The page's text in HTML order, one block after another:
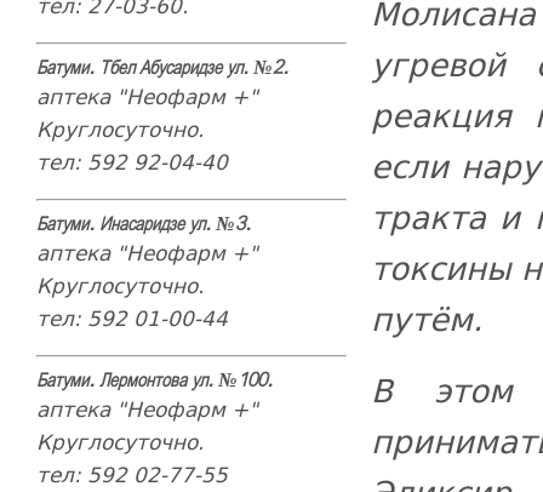
Батуми. Тбел Абусаридзе ул. №2.
аптека "Неофарм +"
Круглосуточно.
тел: 592 92-04-40
Батуми. Инасаридзе ул. №3.
аптека "Неофарм +"
Круглосуточно.
тел: 592 01-00-44
Батуми. Лермонтова ул. №100.
аптека "Неофарм +"
Круглосуточно.
тел: 592 02-77-55
реакция
если
тракта
токсины
путём.
В этом